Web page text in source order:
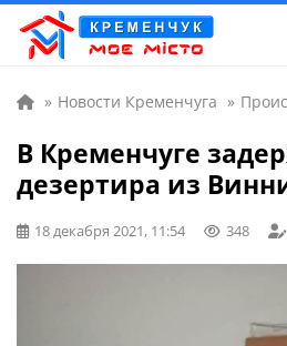
» Новости Кременчуга »
В Кременчуге
дезертира из
18 декабря 2021, 11:54 348